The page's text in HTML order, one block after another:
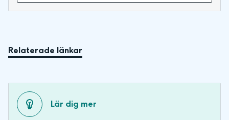
Relaterade länkar
Lär dig mer